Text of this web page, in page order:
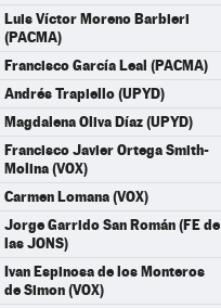
Luis Víctor Moreno Barbieri
(PACMA)
Francisco García Leal (PACMA)
Andrés Trapiello (UPYD)
Magdalena Oliva Díaz (UPYD)
Francisco Javier Ortega Smith-
Molina (VOX)
Carmen Lomana (VOX)
Jorge Garrido San Román (FE de
las JONS)
Ivan Espinosa de los Monteros
de Simon (VOX)